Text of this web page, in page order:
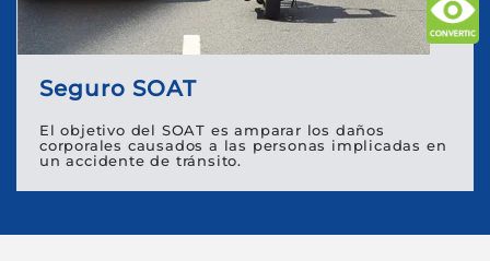
Seguro SOAT
El objetivo del SOAT es amparar los daños
corporales causados a las personas implicadas en
un accidente de tránsito.